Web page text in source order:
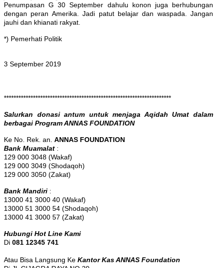
Penumpasan G 30 September dahulu konon juga berhubungan
dengan peran Amerika. Jadi patut belajar dan waspada. Jangan
jauhi dan khianati rakyat.
*) Pemerhati Politik
3 September 2019
*********************************************************************
Salurkan donasi antum untuk menjaga Aqidah Umat dalam
berbagai Program ANNAS FOUNDATION
Ke No. Rek. an. ANNAS FOUNDATION
Bank Muamalat :
129 000 3048 (Wakaf)
129 000 3049 (Shodaqoh)
129 000 3050 (Zakat)
Bank Mandiri :
13000 41 3000 40 (Wakaf)
13000 51 3000 54 (Shodaqoh)
13000 41 3000 57 (Zakat)
Hubungi Hot Line Kami
Di 081 12345 741
Atau Bisa Langsung Ke Kantor Kas ANNAS Foundation